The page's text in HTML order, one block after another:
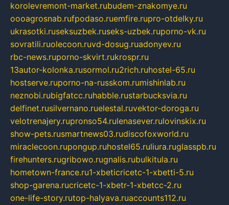
korolevremont-market.rubudem-znakomye.ru
oooagrosnab.rufpodaso.ruemfire.rupro-otdelky.ru
ukrasotki.ruseksuzbek.ruseks-uzbek.ruporno-vk.ru
sovratili.ruolecoon.ruvd-dosug.ruadonyev.ru
rbc-news.ruporno-skvirt.rukrospr.ru
13autor-kolonka.rusormol.ru2rich.ruhostel-65.ru
hostserve.ruporno-na-russkom.rumishinlab.ru
neznobi.rubigfatcc.ruhabble.rustarbucksvia.ru
delfinet.rusilvernano.ruelestal.ruvektor-doroga.ru
velotrenajery.rupronso54.rulenasever.rulovinskix.ru
show-pets.rusmartnews03.rudiscofoxworld.ru
miraclecoon.rupongup.ruhostel65.ruliura.ruglasspb.ru
firehunters.rugribowo.rugnalis.rubulkitula.ru
hometown-france.ru1-xbeticricetc-1-xbetti-5.ru
shop-garena.rucricetc-1-xbetr-1-xbetcc-2.ru
one-life-story.rutop-halyava.ruaccounts112.ru